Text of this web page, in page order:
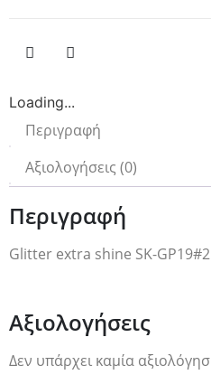
Loading...
Περιγραφή
Αξιολογήσεις (0)
Περιγραφή
Glitter extra shine SK-GP19#2
Αξιολογήσεις
Δεν υπάρχει καμία